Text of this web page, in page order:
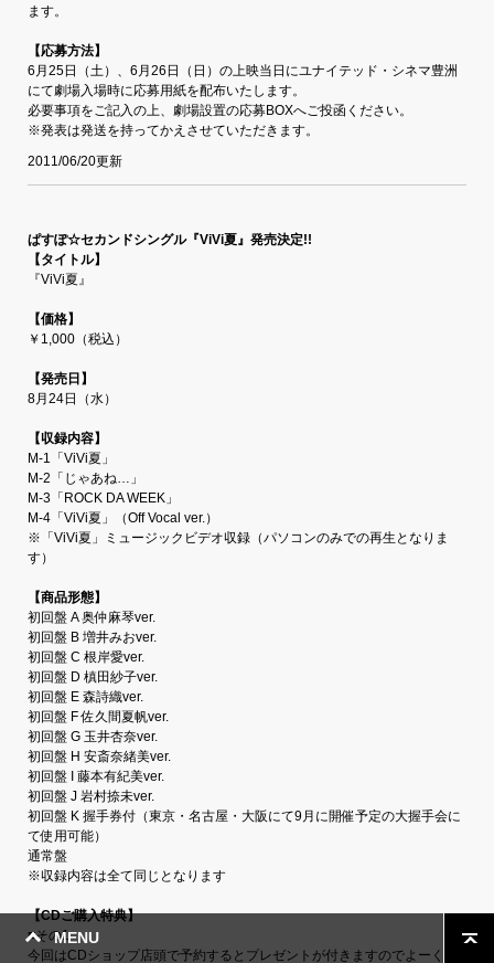
MENU
ます。
【応募方法】
6月25日（土）、6月26日（日）の上映当日にユナイテッド・シネマ豊洲
にて劇場入場時に応募用紙を配布いたします。
必要事項をご記入の上、劇場設置の応募BOXへご投函ください。
※発表は発送を持ってかえさせていただきます。
2011/06/20更新
ぱすぽ☆セカンドシングル『ViVi夏』発売決定!!
【タイトル】
『ViVi夏』
【価格】
￥1,000（税込）
【発売日】
8月24日（水）
【収録内容】
M-1「ViVi夏」
M-2「じゃあね…」
M-3「ROCK DA WEEK」
M-4「ViVi夏」（Off Vocal ver.）
※「ViVi夏」ミュージックビデオ収録（パソコンのみでの再生となりま
す）
【商品形態】
初回盤 A 奥仲麻琴ver.
初回盤 B 増井みおver.
初回盤 C 根岸愛ver.
初回盤 D 槙田紗子ver.
初回盤 E 森詩織ver.
初回盤 F 佐久間夏帆ver.
初回盤 G 玉井杏奈ver.
初回盤 H 安斎奈緒美ver.
初回盤 I 藤本有紀美ver.
初回盤 J 岩村捺未ver.
初回盤 K 握手券付（東京・名古屋・大阪にて9月に開催予定の大握手会に
て使用可能）
通常盤
※収録内容は全て同じとなります
【CDご購入特典】
■その1
今回はCDショップ店頭で予約するとプレゼントが付きますのでよーくチ